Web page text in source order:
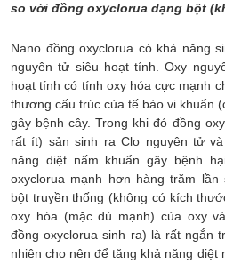
so với đồng oxyclorua dạng bột
Nano đồng oxyclorua có khả năng
nguyên tử siêu hoạt tính. Oxy
hoạt tính có tính oxy hóa cực mạnh
thương cấu trúc của tế bào vi khuẩn
gây bệnh cây. Trong khi đó đồng
rất ít) sản sinh ra Clo nguyên tử
năng diệt nấm khuẩn gây bệnh
oxyclorua mạnh hơn hàng trăm lần
bột truyền thống (không có kích
oxy hóa (mặc dù mạnh) của oxy
đồng oxyclorua sinh ra) là rất ngắn
nhiên cho nên để tăng khả năng diệt